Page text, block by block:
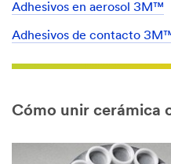
Adhesivos en aerosol 3M™
Adhesivos de contacto
Cómo unir cerámica